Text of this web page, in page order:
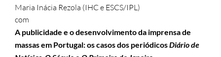
Maria Inácia Rezola (IHC e ESCS/IPL)
com
A publicidade e o desenvolvimento da imprensa de
massas em Portugal: os casos dos periódicosDiário de